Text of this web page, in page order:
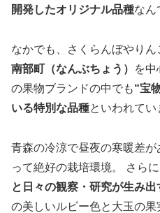
開発したオリジナル品種なん
なかでも、さくらんぼやり
南部町（なんぶちょう）
を中
の果物ブランドの中でも“宝
いる特別な品種といわれてい
青森の冷涼で昼夜の寒暖差
って絶好の栽培環境。 さらに
と日々の観察・研究が生み
の美しいルビー色と大玉の果